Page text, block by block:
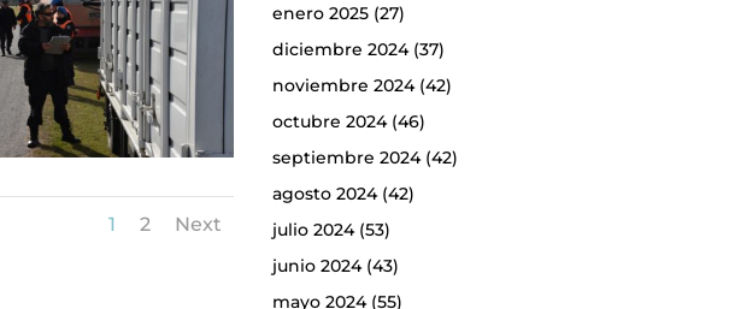
1 2 Next
enero 2025(27)
diciembre 2024(37)
noviembre 2024(42)
octubre 2024(46)
septiembre 2024(42)
agosto 2024(42)
julio 2024(53)
junio 2024(43)
mayo 2024(55)